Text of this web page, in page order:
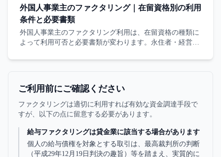
外国人事業主のファクタリング｜在留資格別の利用
条件と必要書類
外国人事業主のファクタリング利用は、在留資格の種類に
よって利用可否と必要書類が変わります。永住者・経営管
書類、契約理解の論点、悪質業者の警戒を整理します。
ご利用前にご確認ください
ファクタリングは適切に利用すれば有効な資金調達手段で
すが、以下の点に留意する必要があります。
給与ファクタリングは貸金業に該当する場合があります
個人の給与債権を対象とする取引は、最高裁判所の判断
（平成29年12月19日判決の趣旨）等を踏まえ、実質的に